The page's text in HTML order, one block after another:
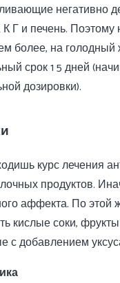
негативно
Г и печень. Поэтому
более, на голодный
срок 1 5 дней
дозировки).
курс лечения
продуктов.
аффекта. По этой
кислые соки,
с добавлением